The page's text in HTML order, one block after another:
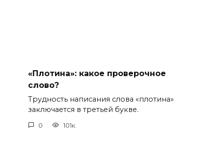
«Плотина»: какое проверочное
слово?
Трудность написания слова «плотина»
заключается в третьей букве.
0 101к.